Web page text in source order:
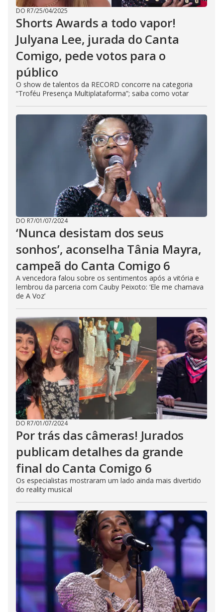
DO R7/25/04/2025
Shorts Awards a todo vapor!
Julyana Lee, jurada do Canta
Comigo, pede votos para o
público
O show de talentos da RECORD concorre na categoria
“Troféu Presença Multiplataforma”; saiba como votar
DO R7/01/07/2024
‘Nunca desistam dos seus
sonhos’, aconselha Tânia Mayra,
campeã do Canta Comigo 6
A vencedora falou sobre os sentimentos após a vitória e
lembrou da parceria com Cauby Peixoto: ‘Ele me chamava
de A Voz’
DO R7/01/07/2024
Por trás das câmeras! Jurados
publicam detalhes da grande
final do Canta Comigo 6
Os especialistas mostraram um lado ainda mais divertido
do reality musical